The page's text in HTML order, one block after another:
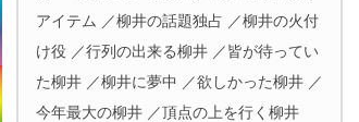
アイテム ／柳井の話題独占 ／柳井の火付
け役 ／行列の出来る柳井 ／皆が待ってい
た柳井 ／柳井に夢中 ／欲しかった柳井 ／
今年最大の柳井 ／頂点の上を行く柳井